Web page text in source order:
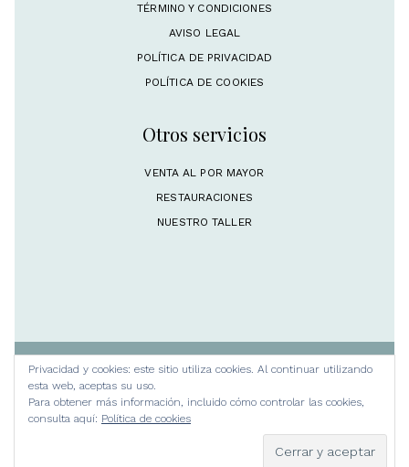
TÉRMINO Y CONDICIONES
AVISO LEGAL
POLÍTICA DE PRIVACIDAD
POLÍTICA DE COOKIES
Otros servicios
VENTA AL POR MAYOR
RESTAURACIONES
NUESTRO TALLER
Rosa M. Lorite Platería 2024 © Todos los
derechos reservados
Privacidad y cookies: este sitio utiliza cookies. Al continuar utilizando
esta web, aceptas su uso.
Para obtener más información, incluido cómo controlar las cookies,
consulta aquí: Política de cookies